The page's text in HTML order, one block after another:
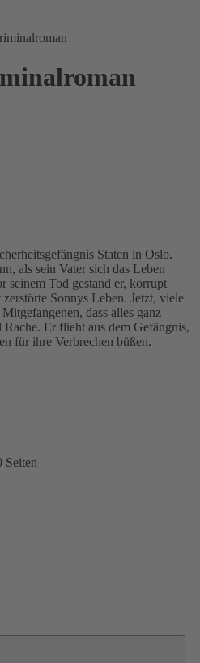
Staten in Oslo.
als sein Vater sich das Leben
seinem Tod gestand er, korrupt
Sonnys Leben. Jetzt, viele
dass alles ganz
Er flieht aus dem Gefängnis,
für ihre Verbrechen büßen.
Seiten